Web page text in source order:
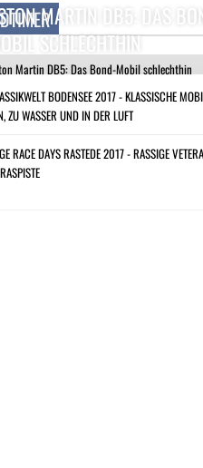
MARTIN DB5: DAS
SCHLECHTHIN
BODENSEE 2017 - KLASSISCHE
ZU WASSER UND IN DER LUFT
RACE DAYS RASTEDE 2017 - RASSIGE